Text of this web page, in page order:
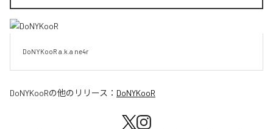
DoNYKooR a.k.a ne4r
DoNYKooRの他のリリース： DoNYKooR